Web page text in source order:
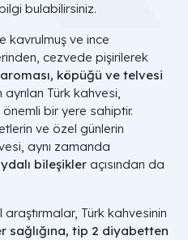
bulabilirsiniz.
kavrulmuş ve ince
cezvede pişirilerek
köpüğü ve telvesi
Türk kahvesi,
önemli bir yere sahiptir.
ve özel günlerin
aynı zamanda
bileşikler açısından da
Türk kahvesinin
sağlığına, tip 2 diyabetten